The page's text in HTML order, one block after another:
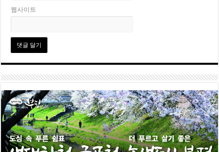
웹사이트